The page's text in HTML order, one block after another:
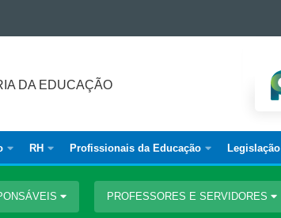
DA EDUCAÇÃO
RH Profissionais da Educação Legislação
PROFESSORES E SERVIDORES